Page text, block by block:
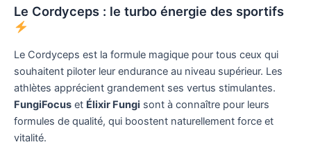
Le Cordyceps : le turbo énergie des sportifs
Le Cordyceps est la formule magique pour tous ceux qui
souhaitent piloter leur endurance au niveau supérieur. Les
athlètes apprécient grandement ses vertus stimulantes.
FungiFocus et Élixir Fungi sont à connaître pour leurs
formules de qualité, qui boostent naturellement force et
vitalité.